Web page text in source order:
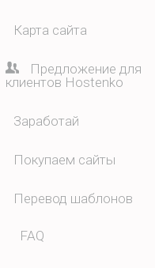
Карта сайта
Предложение для
клиентов Hostenko
Заработай
Покупаем сайты
Перевод шаблонов
FAQ